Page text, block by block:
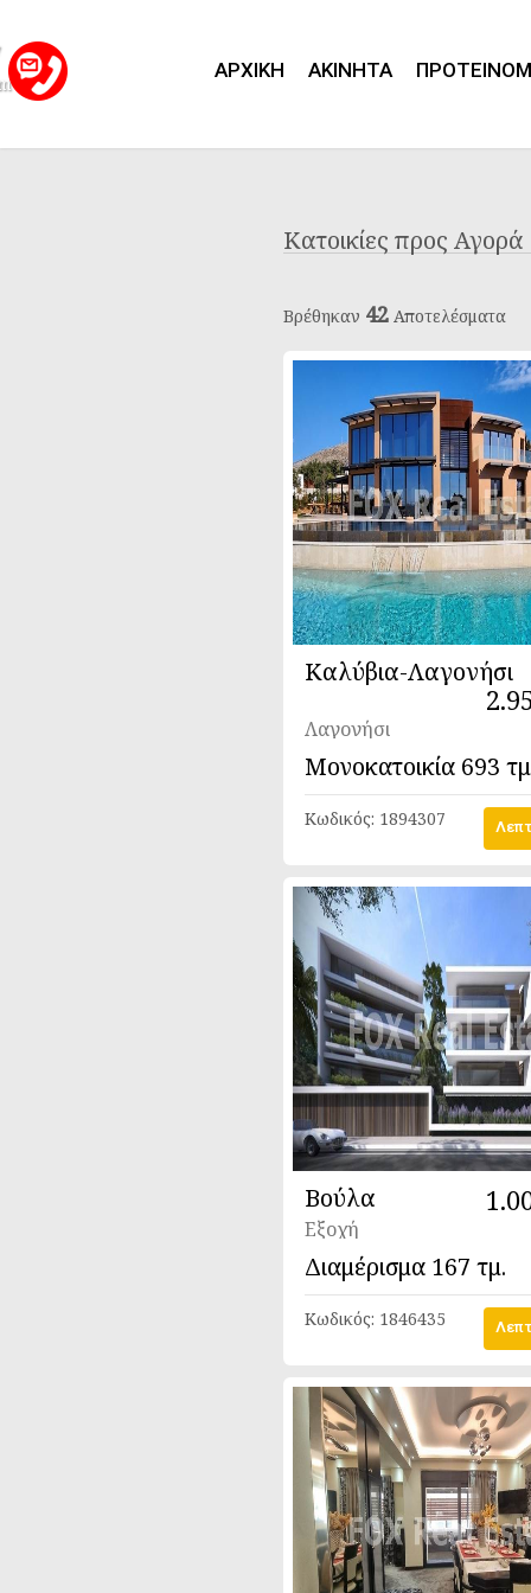
ΑΡΧΙΚΗ ΑΚΙΝΗΤΑ
Κατοικίες προς Αγορά
Βρέθηκαν 42 Αποτελέσματα
Καλύβια-Λαγονήσι
Λαγονήσι
Μονοκατοικία 693
Κωδικός: 1894307
Βούλα
Εξοχή
Διαμέρισμα 167 τμ.
Κωδικός: 1846435